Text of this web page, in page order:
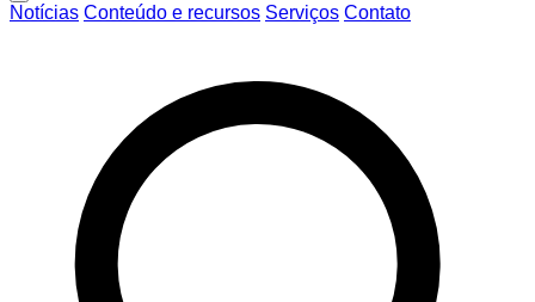
Notícias Conteúdo e recursos Serviços Contato